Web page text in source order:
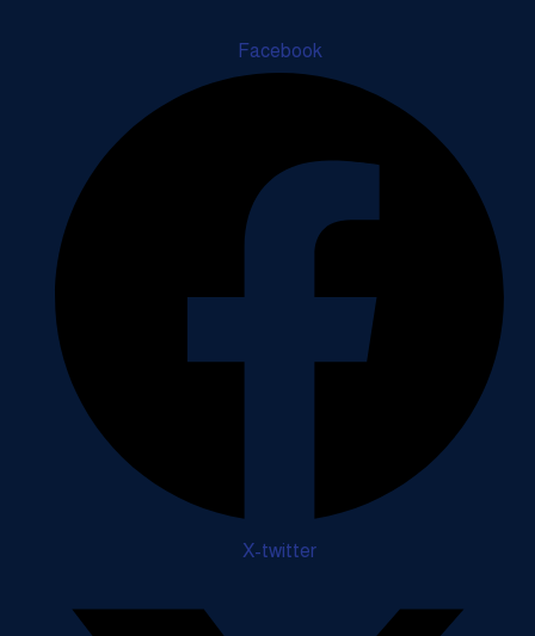
Facebook
X-twitter